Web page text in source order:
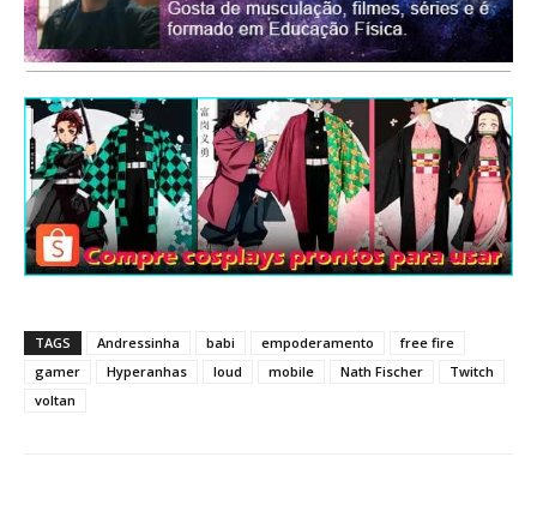
TAGS Andressinha babi empoderamento
free fire
gamer
Hyperanhas loud mobile Nath Fischer
Twitch
voltan